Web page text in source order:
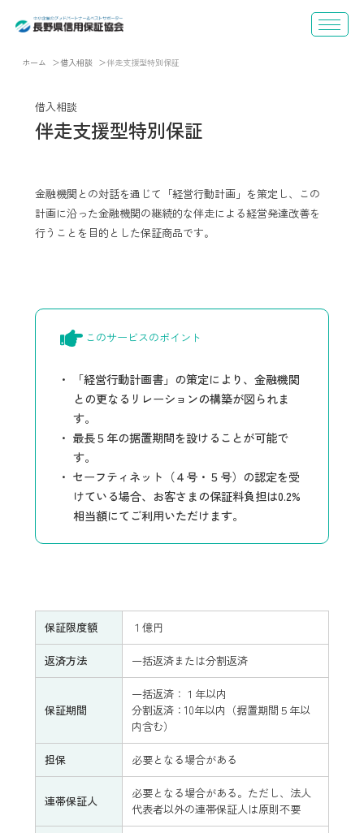
ホーム 借入相談 伴走支援型特別保証
借入相談
伴走支援型特別保証
金融機関との対話を通じて「経営行動計画」を策定し、この
計画に沿った金融機関の継続的な伴走による経営発達改善を
行うことを目的とした保証商品です。
このサービスのポイント
「経営行動計画書」の策定により、金融機関
との更なるリレーションの構築が図られま
す。
最長５年の据置期間を設けることが可能で
す。
セーフティネット（４号・５号）の認定を受
けている場合、お客さまの保証料負担は0.2%
相当額にてご利用いただけます。
保証限度額 １億円
返済方法 一括返済または分割返済
保証期間
一括返済：１年以内
分割返済：10年以内（据置期間５年以
内含む）
担保 必要となる場合がある
連帯保証人
必要となる場合がある。ただし、法人
代表者以外の連帯保証人は原則不要